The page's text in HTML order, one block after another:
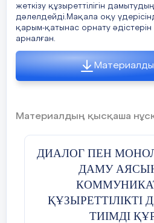
жеткізу құзыреттілігін
дәлелдейді.Мақала оқу
қарым-қатынас орнату әдістерін
арналған.
Материалдың қысқаша
ДИАЛОГ ПЕН
ДАМУ
ТИІМДІ